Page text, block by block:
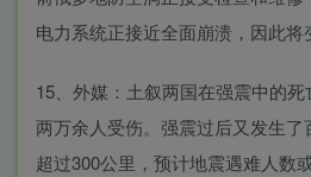
电力系统正接近全面崩溃，因此将
15、外媒：土叙两国在强震中的死
两万余人受伤。强震过后又发生了
超过300公里，预计地震遇难人数